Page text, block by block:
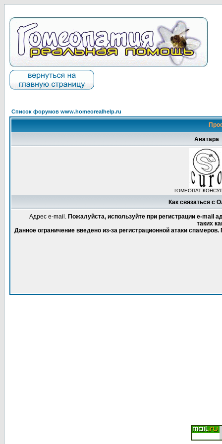
Список форумов www.homeorealhelp.ru
Аватара
ГОМЕОПАТ-
Как связаться с
Адрес e-mail. Пожалуйста, используйте при регистрации e-mail
таких
Данное ограничение введено из-за регистрационной атаки